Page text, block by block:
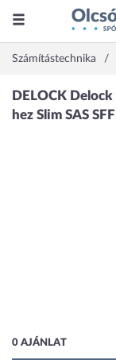
Számítástechnika
0 AJÁNLAT